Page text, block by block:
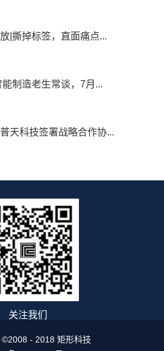
|撕掉标签，直面痛点...
制造老生常谈，7月...
天科技签署战略合作协...
关注我们
- 2018 矩形科技